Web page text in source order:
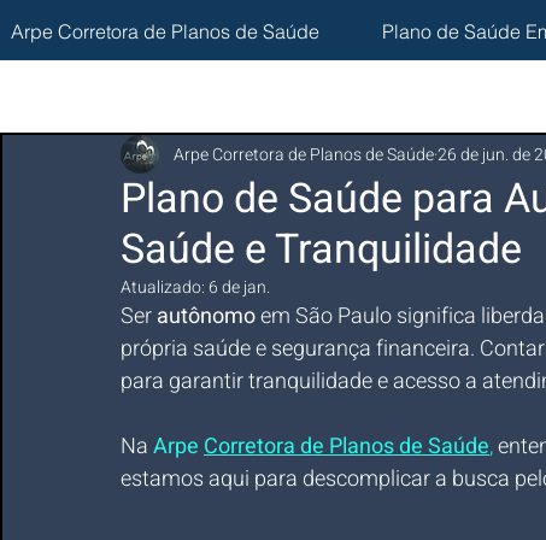
Arpe Corretora de Planos de Saúde Plano de Saúde
Plano de Saúde para
Saúde e Tranquilidade
Arpe Corretora de Planos de Saúde26 de jun. de
Atualizado: 6 de jan.
Ser autônomo em São Paulo significa
própria saúde e segurança financeira.
para garantir tranquilidade e acesso a
Na Arpe Corretora de Planos de Saúde,
estamos aqui para descomplicar a busca